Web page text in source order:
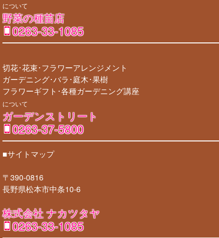
について
野菜の種苗店
0263-33-1085
切花･花束･フラワーアレンジメント
ガーデニング･バラ･庭木･果樹
フラワーギフト･各種ガーデニング講座
について
ガーデンストリート
0263-37-5800
■サイトマップ
〒390-0816
長野県松本市中条10-6
株式会社 ナカツタヤ
0263-33-1085